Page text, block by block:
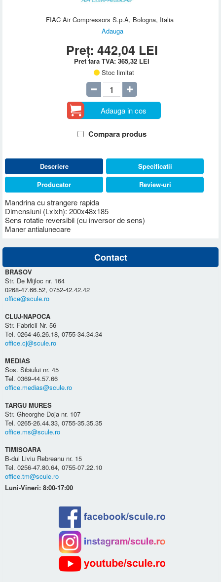
FIAC Air Compressors S.p.A, Bologna, Italia
Adauga
Preț: 442,04 LEI
Pret fara TVA:365,32 LEI
Stoc limitat
Adauga in cos
Compara produs
Descriere
Mandrina cu strangere rapida
Dimensiuni (Lxlxh): 200x48x185
Sens rotatie reversibil (cu inversor de sens)
Maner antialunecare
Specificatii
Producator
Review-uri
Contact
BRASOV
Str. De Mijloc nr. 164
0268-47.66.52, 0752-42.42.42
office@scule.ro
CLUJ-NAPOCA
Str. Fabricii Nr. 56
Tel. 0264-46.26.18, 0755-34.34.34
office.cj@scule.ro
MEDIAS
Sos. Sibiului nr. 45
Tel. 0369-44.57.66
office.medias@scule.ro
TARGU MURES
Str. Gheorghe Doja nr. 107
Tel. 0265-26.44.33, 0755-35.35.35
office.ms@scule.ro
TIMISOARA
B-dul Liviu Rebreanu nr. 15
Tel. 0256-47.80.64, 0755-07.22.10
office.tm@scule.ro
Luni-Vineri: 8:00-17:00